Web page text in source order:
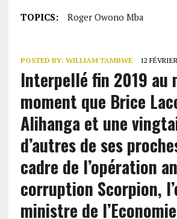
TOPICS: Roger Owono Mba
POSTED BY: WILLIAM TAMBWE 12
Interpellé fin 2019 au
moment que Brice
Alihanga et une
d’autres de ses
cadre de l’opération
corruption Scorpion,
ministre de